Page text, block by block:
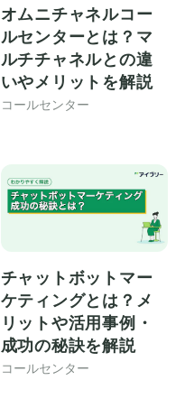
オムニチャネルコー
ルセンターとは？マ
ルチチャネルとの違
いやメリットを解説
コールセンター
チャットボットマー
ケティングとは？メ
リットや活用事例・
成功の秘訣を解説
コールセンター